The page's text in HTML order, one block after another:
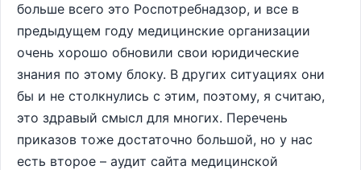
больше всего это Роспотребнадзор, и все в
предыдущем году медицинские организации
очень хорошо обновили свои юридические
знания по этому блоку. В других ситуациях они
бы и не столкнулись с этим, поэтому, я считаю,
это здравый смысл для многих. Перечень
приказов тоже достаточно большой, но у нас
есть второе – аудит сайта медицинской